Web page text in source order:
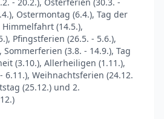
Ostermontag (6.4.), Tag der
(14.5.),
Pfingstferien (26.5. - 5.6.),
Sommerferien (3.8. - 14.9.), Tag
(3.10.), Allerheiligen (1.11.),
6.11.), Weihnachtsferien (24.12.
(25.12.) und 2.